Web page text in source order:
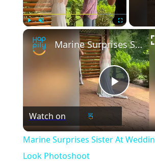
Fullscreen
Play
Video
Marine Surprises Sister At Wedding Day First Look Photoshoot
Watch on
Marine Surprises Sister At
Look Photoshoot